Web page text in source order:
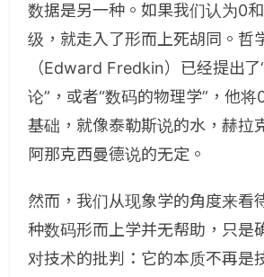
数据是另一种。如果我们认为0
级，就走入了形而上死胡同。哲
（Edward Fredkin）已经提出
论”，或者“数码的物理学”，他将
基础，就像泰勒斯说的水，赫拉
阿那克西曼德说的无定。
然而，我们从现象学的角度来看
种数码形而上学并无帮助，只是
对技术的批判：它的本质不再是